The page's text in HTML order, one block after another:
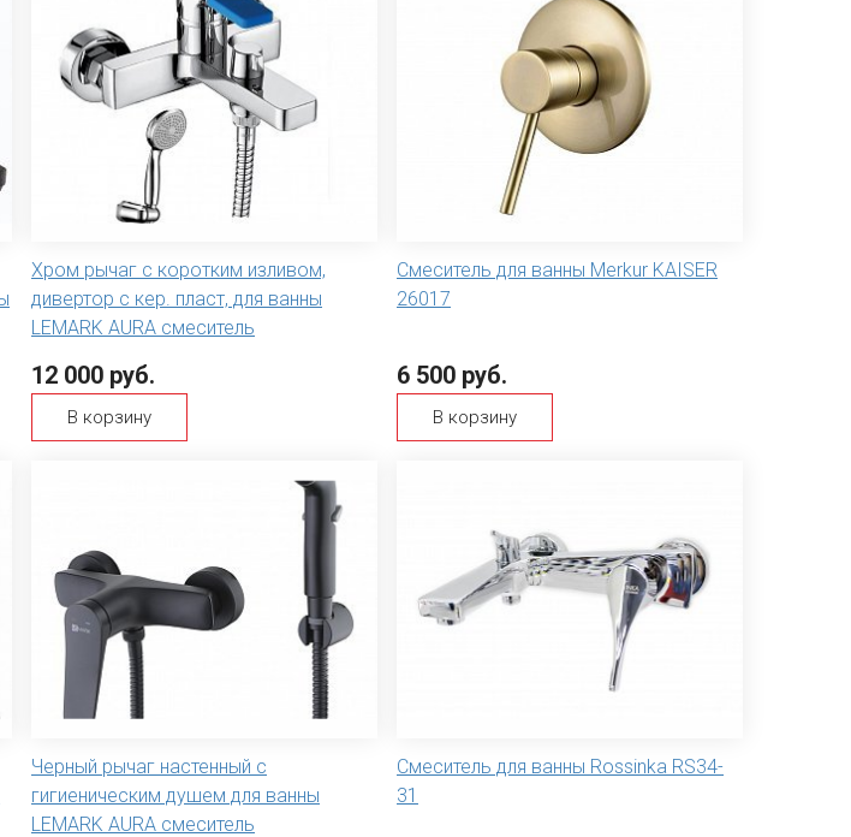
Хром рычаг с коротким изливом,
дивертор с кер. пласт, для ванны
LEMARK AURA смеситель
12 000 руб.
В корзину
Смеситель для ванны Merkur KAISER
26017
6 500 руб.
В корзину
Черный рычаг настенный с
гигиеническим душем для ванны
LEMARK AURA смеситель
Смеситель для ванны Rossinka RS34-
31